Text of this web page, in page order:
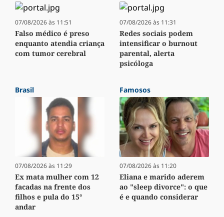
07/08/2026 às 11:51
Falso médico é preso
enquanto atendia criança
com tumor cerebral
07/08/2026 às 11:31
Redes sociais podem
intensificar o burnout
parental, alerta
psicóloga
Brasil
07/08/2026 às 11:29
Ex mata mulher com 12
facadas na frente dos
filhos e pula do 15°
andar
Famosos
07/08/2026 às 11:20
Eliana e marido aderem
ao "sleep divorce": o que
é e quando considerar